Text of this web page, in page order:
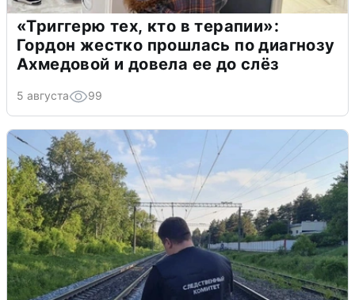
«Триггерю тех, кто в терапии»:
Гордон жестко прошлась по диагнозу
Ахмедовой и довела ее до слёз
5 августа 99